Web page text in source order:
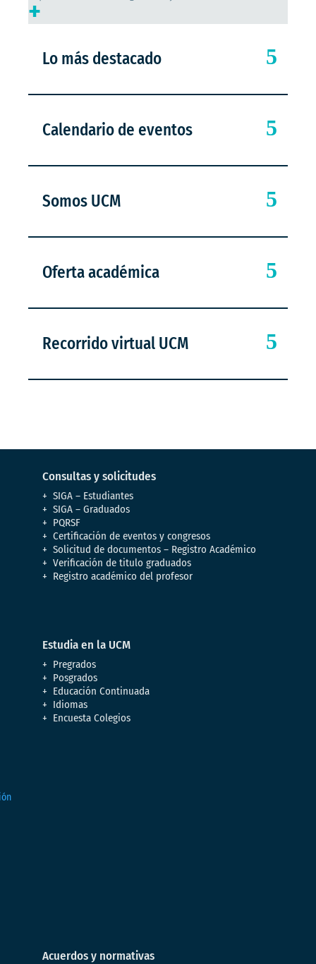
+
Lo más destacado
Calendario de eventos
Somos UCM
Oferta académica
Recorrido virtual UCM
Consultas y solicitudes
SIGA – Estudiantes
SIGA – Graduados
PQRSF
Certificación de eventos y congresos
Solicitud de documentos – Registro Académico
Verificación de titulo graduados
Registro académico del profesor
Estudia en la UCM
Pregrados
Posgrados
Educación Continuada
Idiomas
Encuesta Colegios
Acuerdos y normativas